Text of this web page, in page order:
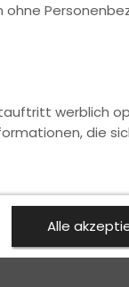
werblich
die
Alle